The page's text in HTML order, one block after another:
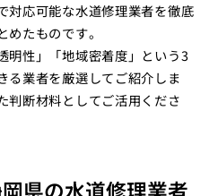
対応可能な水道修理業者を徹底
たものです。
明性」「地域密着度」という3
る業者を厳選してご紹介しま
判断材料としてご活用くださ